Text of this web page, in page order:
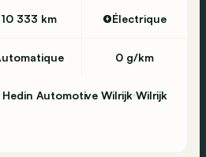
10 333 km Électrique
0 g/km
Automotive Wilrijk Wilrijk